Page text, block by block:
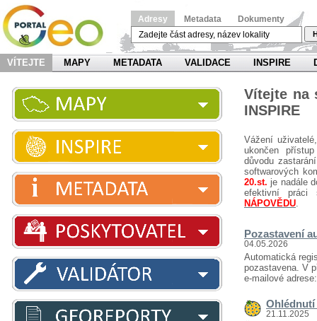
Adresy Metadata Dokumenty
VÍTEJTE MAPY METADATA VALIDACE INSPIRE
Vítejte na
INSPIRE
Vážení
ukončen
důvodu
softwarových
20.st. je nadále
efektivní práci
NÁPOVĚDU.
Pozastavení
04.05.2026
Automatická
pozastavena. V
e-mailové
Ohlédnutí
21.11.2025